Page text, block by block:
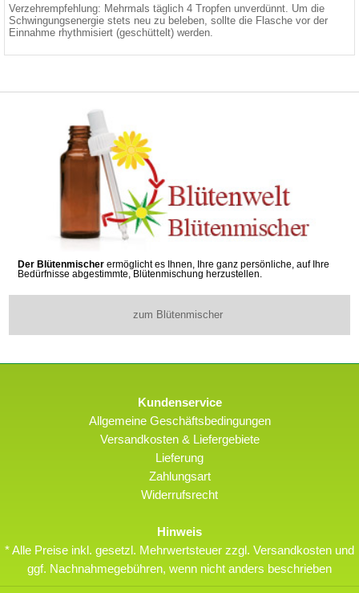
Verzehrempfehlung: Mehrmals täglich 4 Tropfen unverdünnt. Um die
Schwingungsenergie stets neu zu beleben, sollte die Flasche vor der
Einnahme rhythmisiert (geschüttelt) werden.
Der Blütenmischer ermöglicht es Ihnen, Ihre ganz persönliche, auf Ihre
Bedürfnisse abgestimmte, Blütenmischung herzustellen.
zum Blütenmischer
Kundenservice
Allgemeine Geschäftsbedingungen
Versandkosten & Liefergebiete
Lieferung
Zahlungsart
Widerrufsrecht
Hinweis
* Alle Preise inkl. gesetzl. Mehrwertsteuer zzgl. Versandkosten und
ggf. Nachnahmegebühren, wenn nicht anders beschrieben